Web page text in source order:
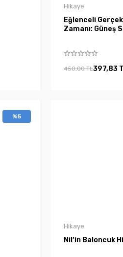
Hikaye
Eğlenceli
Zamanı: Güneş
450,00 TL397,83
%5
Hikaye
Nil’in Baloncuk